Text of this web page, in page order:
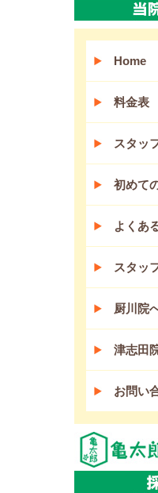
Home
料金表
スタッ
初めて
よくあ
スタッ
厨川院
津志田
お問い